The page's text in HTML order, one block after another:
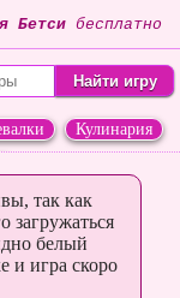
Бетси бесплатно
Кулинария
так как
загружаться
белый
и игра скоро